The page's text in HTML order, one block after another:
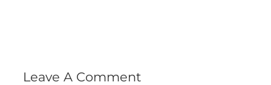
Leave A Comment